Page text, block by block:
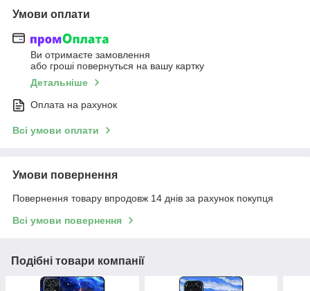
Умови оплати
Ви отримаєте замовлення
або гроші повернуться на вашу картку
Детальніше
Оплата на рахунок
Всі умови оплати
Умови повернення
Повернення товару впродовж 14 днів за рахунок покупця
Всі умови повернення
Подібні товари компанії